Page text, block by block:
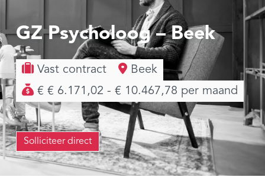
GZ Psycholoog – Beek
Vast contract
Beek
€ € 6.171,02 - € 10.467,78 per maand
Solliciteer direct